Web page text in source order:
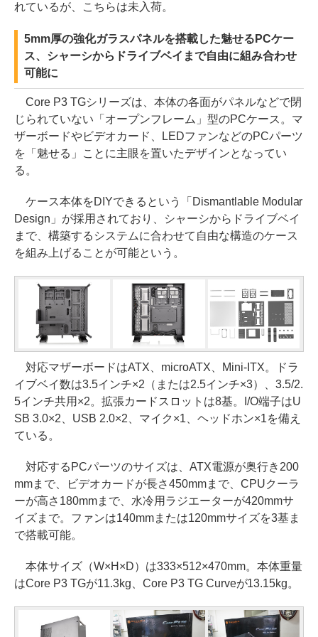
れているが、こちらは未入荷。
5mm厚の強化ガラスパネルを搭載した魅せるPCケー
ス、シャーシからドライブベイまで自由に組み合わせ
可能に
Core P3 TGシリーズは、本体の各面がパネルなどで閉
じられていない「オープンフレーム」型のPCケース。マ
ザーボードやビデオカード、LEDファンなどのPCパーツ
を「魅せる」ことに主眼を置いたデザインとなってい
る。
ケース本体をDIYできるという「Dismantlable Modular
Design」が採用されており、シャーシからドライブベイ
まで、構築するシステムに合わせて自由な構造のケース
を組み上げることが可能という。
対応マザーボードはATX、microATX、Mini-ITX。ドラ
イブベイ数は3.5インチ×2（または2.5インチ×3）、3.5/2.
5インチ共用×2。拡張カードスロットは8基。I/O端子はU
SB 3.0×2、USB 2.0×2、マイク×1、ヘッドホン×1を備え
ている。
対応するPCパーツのサイズは、ATX電源が奥行き200
mmまで、ビデオカードが長さ450mmまで、CPUクーラ
ーが高さ180mmまで、水冷用ラジエーターが420mmサ
イズまで。ファンは140mmまたは120mmサイズを3基ま
で搭載可能。
本体サイズ（W×H×D）は333×512×470mm。本体重量
はCore P3 TGが11.3kg、Core P3 TG Curveが13.15kg。